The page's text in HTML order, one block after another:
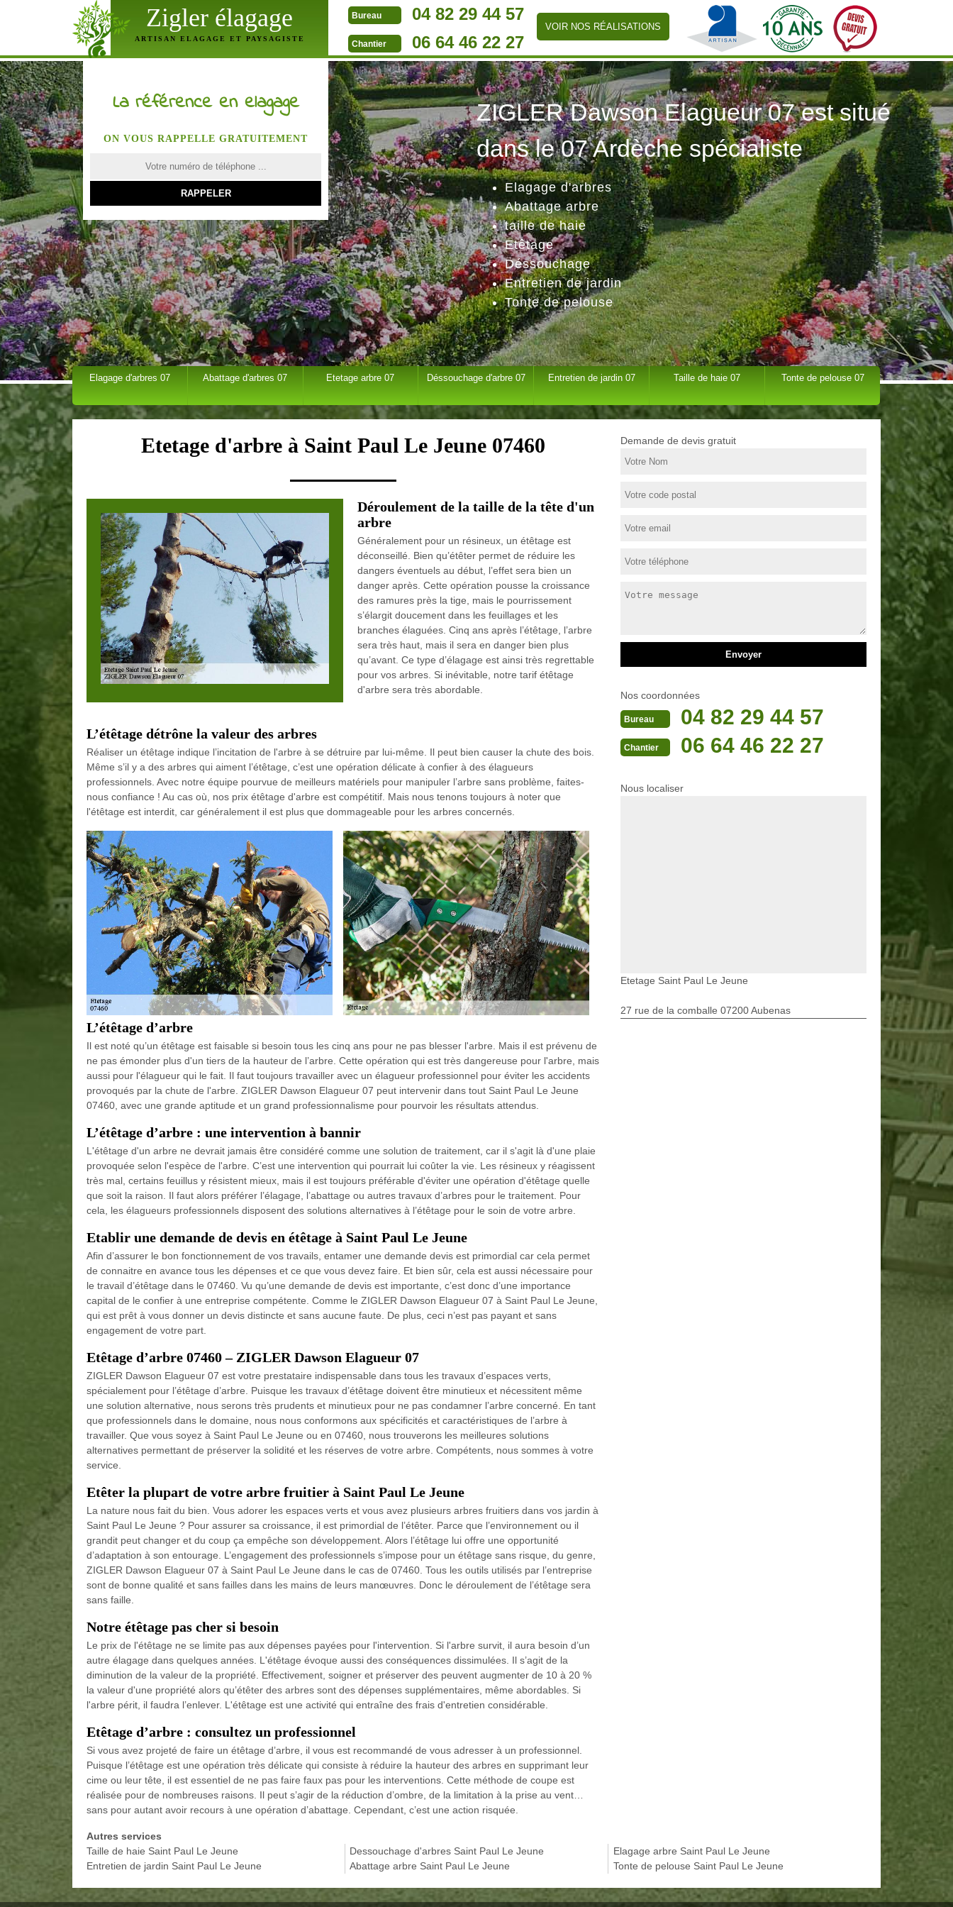
Zigler élagage
ARTISAN ELAGAGE ET PAYSAGISTE
Bureau 04 82 29 44 57
Chantier 06 64 46 22 27
VOIR NOS RÉALISATIONS
ZIGLER Dawson Elagueur 07 est situé
dans le 07 Ardèche spécialiste
Elagage d'arbres
Abattage arbre
taille de haie
Etêtage
Déssouchage
Entretien de jardin
Tonte de pelouse
La référence en elagage
ON VOUS RAPPELLE GRATUITEMENT
Elagage d'arbres 07 Abattage d'arbres 07 Etetage arbre 07 Déssouchage d'arbre 07 Entretien de jardin 07 Taille de haie 07 Tonte de pelouse 07
Etetage d'arbre à Saint Paul Le Jeune 07460
Déroulement de la taille de la tête d'un
arbre
Généralement pour un résineux, un étêtage est
déconseillé. Bien qu’étêter permet de réduire les
dangers éventuels au début, l’effet sera bien un
danger après. Cette opération pousse la croissance
des ramures près la tige, mais le pourrissement
s’élargit doucement dans les feuillages et les
branches élaguées. Cinq ans après l’étêtage, l’arbre
sera très haut, mais il sera en danger bien plus
qu’avant. Ce type d’élagage est ainsi très regrettable
pour vos arbres. Si inévitable, notre tarif étêtage
d'arbre sera très abordable.
L’étêtage détrône la valeur des arbres
Réaliser un étêtage indique l’incitation de l'arbre à se détruire par lui-même. Il peut bien causer la chute des bois.
Même s’il y a des arbres qui aiment l’étêtage, c’est une opération délicate à confier à des élagueurs
professionnels. Avec notre équipe pourvue de meilleurs matériels pour manipuler l’arbre sans problème, faites-
nous confiance ! Au cas où, nos prix étêtage d'arbre est compétitif. Mais nous tenons toujours à noter que
l'étêtage est interdit, car généralement il est plus que dommageable pour les arbres concernés.
L’étêtage d’arbre
Il est noté qu’un étêtage est faisable si besoin tous les cinq ans pour ne pas blesser l'arbre. Mais il est prévenu de
ne pas émonder plus d'un tiers de la hauteur de l’arbre. Cette opération qui est très dangereuse pour l'arbre, mais
aussi pour l'élagueur qui le fait. Il faut toujours travailler avec un élagueur professionnel pour éviter les accidents
provoqués par la chute de l'arbre. ZIGLER Dawson Elagueur 07 peut intervenir dans tout Saint Paul Le Jeune
07460, avec une grande aptitude et un grand professionnalisme pour pourvoir les résultats attendus.
L’étêtage d’arbre : une intervention à bannir
L'étêtage d'un arbre ne devrait jamais être considéré comme une solution de traitement, car il s'agit là d'une plaie
provoquée selon l'espèce de l'arbre. C’est une intervention qui pourrait lui coûter la vie. Les résineux y réagissent
très mal, certains feuillus y résistent mieux, mais il est toujours préférable d'éviter une opération d'étêtage quelle
que soit la raison. Il faut alors préférer l’élagage, l’abattage ou autres travaux d’arbres pour le traitement. Pour
cela, les élagueurs professionnels disposent des solutions alternatives à l’étêtage pour le soin de votre arbre.
Etablir une demande de devis en étêtage à Saint Paul Le Jeune
Afin d’assurer le bon fonctionnement de vos travails, entamer une demande devis est primordial car cela permet
de connaitre en avance tous les dépenses et ce que vous devez faire. Et bien sûr, cela est aussi nécessaire pour
le travail d’étêtage dans le 07460. Vu qu’une demande de devis est importante, c’est donc d’une importance
capital de le confier à une entreprise compétente. Comme le ZIGLER Dawson Elagueur 07 à Saint Paul Le Jeune,
qui est prêt à vous donner un devis distincte et sans aucune faute. De plus, ceci n’est pas payant et sans
engagement de votre part.
Etêtage d’arbre 07460 – ZIGLER Dawson Elagueur 07
ZIGLER Dawson Elagueur 07 est votre prestataire indispensable dans tous les travaux d’espaces verts,
spécialement pour l’étêtage d’arbre. Puisque les travaux d’étêtage doivent être minutieux et nécessitent même
une solution alternative, nous serons très prudents et minutieux pour ne pas condamner l’arbre concerné. En tant
que professionnels dans le domaine, nous nous conformons aux spécificités et caractéristiques de l’arbre à
travailler. Que vous soyez à Saint Paul Le Jeune ou en 07460, nous trouverons les meilleures solutions
alternatives permettant de préserver la solidité et les réserves de votre arbre. Compétents, nous sommes à votre
service.
Etêter la plupart de votre arbre fruitier à Saint Paul Le Jeune
La nature nous fait du bien. Vous adorer les espaces verts et vous avez plusieurs arbres fruitiers dans vos jardin à
Saint Paul Le Jeune ? Pour assurer sa croissance, il est primordial de l’étêter. Parce que l’environnement ou il
grandit peut changer et du coup ça empêche son développement. Alors l’étêtage lui offre une opportunité
d’adaptation à son entourage. L’engagement des professionnels s’impose pour un étêtage sans risque, du genre,
ZIGLER Dawson Elagueur 07 à Saint Paul Le Jeune dans le cas de 07460. Tous les outils utilisés par l’entreprise
sont de bonne qualité et sans failles dans les mains de leurs manœuvres. Donc le déroulement de l’étêtage sera
sans faille.
Notre étêtage pas cher si besoin
Le prix de l'étêtage ne se limite pas aux dépenses payées pour l'intervention. Si l'arbre survit, il aura besoin d’un
autre élagage dans quelques années. L'étêtage évoque aussi des conséquences dissimulées. Il s’agit de la
diminution de la valeur de la propriété. Effectivement, soigner et préserver des peuvent augmenter de 10 à 20 %
la valeur d'une propriété alors qu’étêter des arbres sont des dépenses supplémentaires, même abordables. Si
l'arbre périt, il faudra l’enlever. L'étêtage est une activité qui entraîne des frais d'entretien considérable.
Etêtage d’arbre : consultez un professionnel
Si vous avez projeté de faire un étêtage d’arbre, il vous est recommandé de vous adresser à un professionnel.
Puisque l’étêtage est une opération très délicate qui consiste à réduire la hauteur des arbres en supprimant leur
cime ou leur tête, il est essentiel de ne pas faire faux pas pour les interventions. Cette méthode de coupe est
réalisée pour de nombreuses raisons. Il peut s’agir de la réduction d’ombre, de la limitation à la prise au vent…
sans pour autant avoir recours à une opération d’abattage. Cependant, c’est une action risquée.
Demande de devis gratuit
Nos coordonnées
Bureau 04 82 29 44 57
Chantier 06 64 46 22 27
Nous localiser
Etetage Saint Paul Le Jeune
27 rue de la comballe 07200 Aubenas
Autres services
Taille de haie Saint Paul Le Jeune
Entretien de jardin Saint Paul Le Jeune
Dessouchage d'arbres Saint Paul Le Jeune
Abattage arbre Saint Paul Le Jeune
Elagage arbre Saint Paul Le Jeune
Tonte de pelouse Saint Paul Le Jeune